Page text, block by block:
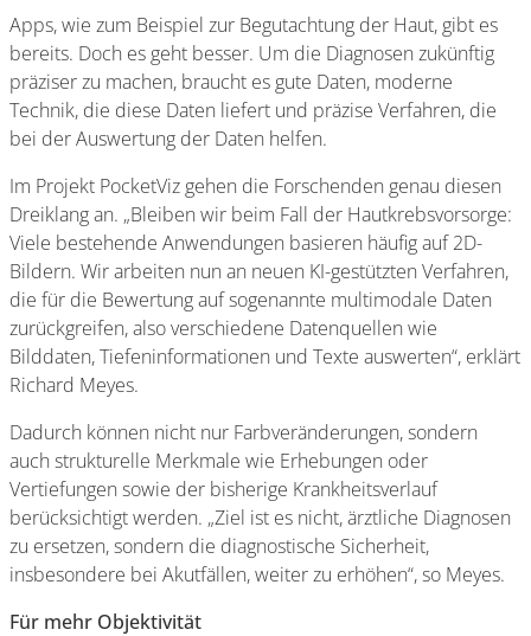
Apps, wie zum Beispiel zur Begutachtung der Haut, gibt es
bereits. Doch es geht besser. Um die Diagnosen zukünftig
präziser zu machen, braucht es gute Daten, moderne
Technik, die diese Daten liefert und präzise Verfahren, die
bei der Auswertung der Daten helfen.
Im Projekt PocketViz gehen die Forschenden genau diesen
Dreiklang an. „Bleiben wir beim Fall der Hautkrebsvorsorge:
Viele bestehende Anwendungen basieren häufig auf 2D-
Bildern. Wir arbeiten nun an neuen KI-gestützten Verfahren,
die für die Bewertung auf sogenannte multimodale Daten
zurückgreifen, also verschiedene Datenquellen wie
Bilddaten, Tiefeninformationen und Texte auswerten“, erklärt
Richard Meyes.
Dadurch können nicht nur Farbveränderungen, sondern
auch strukturelle Merkmale wie Erhebungen oder
Vertiefungen sowie der bisherige Krankheitsverlauf
berücksichtigt werden. „Ziel ist es nicht, ärztliche Diagnosen
zu ersetzen, sondern die diagnostische Sicherheit,
insbesondere bei Akutfällen, weiter zu erhöhen“, so Meyes.
Für mehr Objektivität